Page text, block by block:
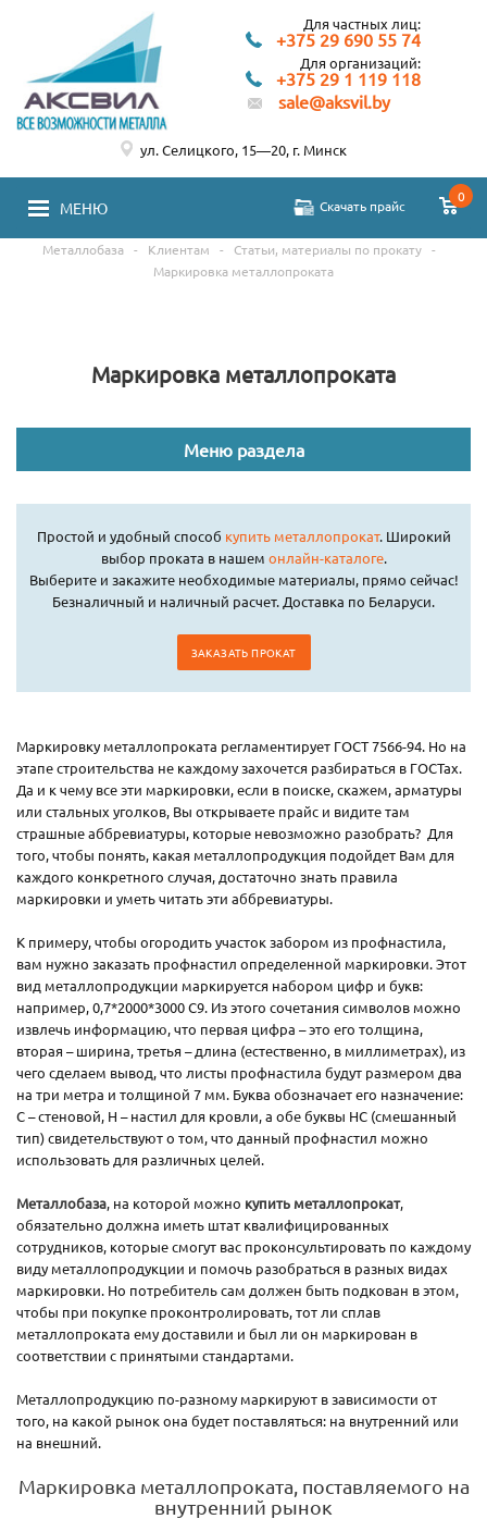
Для частных лиц:
+375 29 690 55 74
Для организаций:
+375 29 1 119 118
sale@aksvil.by
МЕНЮ Скачать прайс
0
ул. Селицкого, 15—20, г. Минск
Металлобаза - Клиентам - Статьи, материалы по прокату -
Маркировка металлопроката
Маркировка металлопроката
Меню раздела
Простой и удобный способ купить металлопрокат. Широкий
выбор проката в нашем онлайн-каталоге.
Выберите и закажите необходимые материалы, прямо сейчас!
Безналичный и наличный расчет. Доставка по Беларуси.
ЗАКАЗАТЬ ПРОКАТ
Маркировку металлопроката регламентирует ГОСТ 7566-94. Но на
этапе строительства не каждому захочется разбираться в ГОСТах.
Да и к чему все эти маркировки, если в поиске, скажем, арматуры
или стальных уголков, Вы открываете прайс и видите там
страшные аббревиатуры, которые невозможно разобрать? Для
того, чтобы понять, какая металлопродукция подойдет Вам для
каждого конкретного случая, достаточно знать правила
маркировки и уметь читать эти аббревиатуры.
К примеру, чтобы огородить участок забором из профнастила,
вам нужно заказать профнастил определенной маркировки. Этот
вид металлопродукции маркируется набором цифр и букв:
например, 0,7*2000*3000 С9. Из этого сочетания символов можно
извлечь информацию, что первая цифра – это его толщина,
вторая – ширина, третья – длина (естественно, в миллиметрах), из
чего сделаем вывод, что листы профнастила будут размером два
на три метра и толщиной 7 мм. Буква обозначает его назначение:
С – стеновой, Н – настил для кровли, а обе буквы НС (смешанный
тип) свидетельствуют о том, что данный профнастил можно
использовать для различных целей.
Металлобаза, на которой можно купить металлопрокат,
обязательно должна иметь штат квалифицированных
сотрудников, которые смогут вас проконсультировать по каждому
виду металлопродукции и помочь разобраться в разных видах
маркировки. Но потребитель сам должен быть подкован в этом,
чтобы при покупке проконтролировать, тот ли сплав
металлопроката ему доставили и был ли он маркирован в
соответствии с принятыми стандартами.
Металлопродукцию по-разному маркируют в зависимости от
того, на какой рынок она будет поставляться: на внутренний или
на внешний.
Маркировка металлопроката, поставляемого на
внутренний рынок